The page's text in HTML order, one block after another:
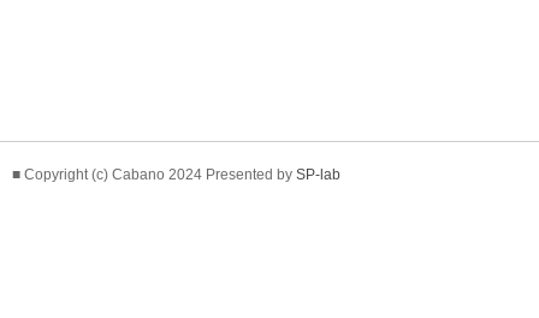
■ Copyright (c) Cabano 2024 Presented by SP-lab